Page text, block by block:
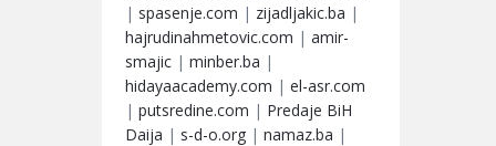
| spasenje.com | zijadljakic.ba |
hajrudinahmetovic.com | amir-
smajic | minber.ba |
hidayaacademy.com | el-asr.com
| putsredine.com | Predaje BiH
Daija | s-d-o.org | namaz.ba |